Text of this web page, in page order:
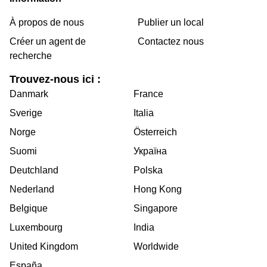
À propos de nous
Créer un agent de
recherche
Publier un local
Contactez nous
Trouvez-nous ici :
Danmark
Sverige
Norge
Suomi
Deutchland
Nederland
Belgique
Luxembourg
United Kingdom
France
Italia
Österreich
Україна
Polska
Hong Kong
Singapore
India
Worldwide